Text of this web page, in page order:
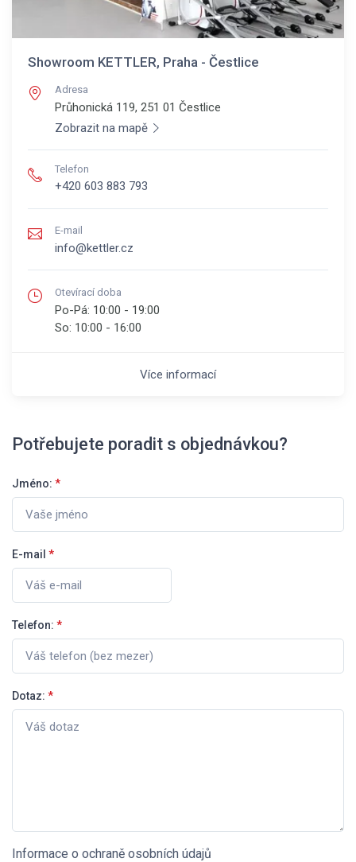
Showroom KETTLER, Praha - Čestlice
Adresa
Průhonická 119, 251 01 Čestlice
Zobrazit na mapě
Telefon
+420 603 883 793
E-mail
info@kettler.cz
Otevírací doba
Po-Pá: 10:00 - 19:00
So: 10:00 - 16:00
Více informací
Potřebujete poradit s objednávkou?
Jméno: *
E-mail *
Telefon: *
Dotaz: *
Informace o ochraně osobních údajů